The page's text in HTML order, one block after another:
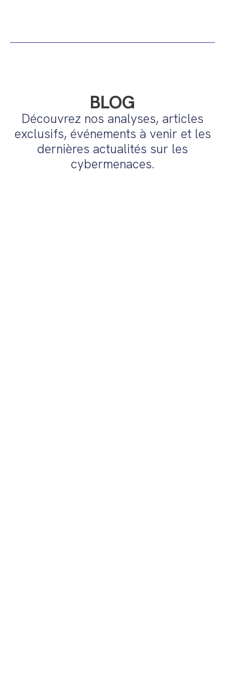
BLOG
Découvrez nos analyses, articles
exclusifs, événements à venir et les
dernières actualités sur les
cybermenaces.